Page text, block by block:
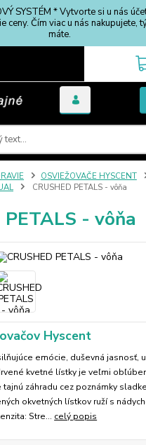
SYSTÉM * Vytvorte si u nás
ceny. Čím viac u nás nakupujete,
máte.
OSVIEŽOVAČE HYSCENT
CRUSHED PETALS - vôňa
PETALS - vôňa
Hyscent
emócie, duševná jasnosť,
kvetné lístky je veľmi
tajnú záhradu cez poznámky
okvetných lístkov ruží s
Stre... celý popis